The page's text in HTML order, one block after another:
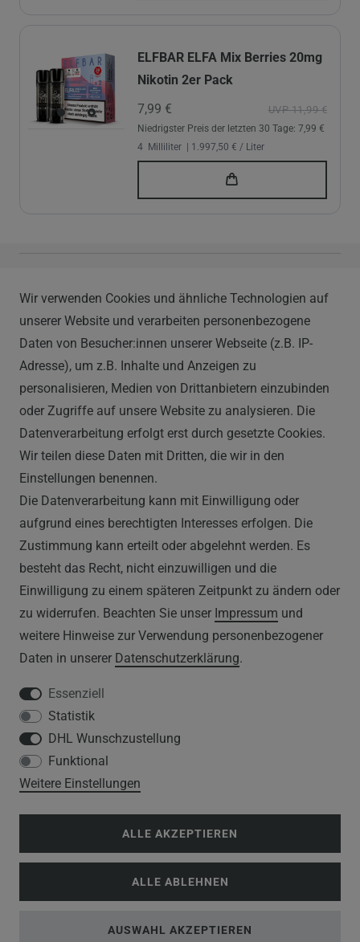
ELFBAR ELFA Mix Berries 20mg
Nikotin 2er Pack
UVP 11,99 €
7,99 €
Niedrigster Preis der letzten 30 Tage: 7,99 €
4 Milliliter | 1.997,50 € / Liter
Im Hülsenfeld 9
40721 Hilden
0212 520-82 100
info@vapor-handel.de
Montag - Freitag, 09:00 - 16:00
RECHTLICHES
AGB
WIDERRUFSRECHT
IMPRESSUM
DATENSCHUTZERKLÄRUNG
HINWEISE ZUM ELEKTROGESETZ
SERVICE
WIDERRUFSFORMULAR
KUNDENINFORMATIONEN
Wir verwenden Cookies und ähnliche Technologien auf
unserer Website und verarbeiten personenbezogene
Daten von Besucher:innen unserer Webseite (z.B. IP-
Adresse), um z.B. Inhalte und Anzeigen zu
personalisieren, Medien von Drittanbietern einzubinden
oder Zugriffe auf unsere Website zu analysieren. Die
Datenverarbeitung erfolgt erst durch gesetzte Cookies.
Wir teilen diese Daten mit Dritten, die wir in den
Einstellungen benennen.
Die Datenverarbeitung kann mit Einwilligung oder
aufgrund eines berechtigten Interesses erfolgen. Die
Zustimmung kann erteilt oder abgelehnt werden. Es
besteht das Recht, nicht einzuwilligen und die
Einwilligung zu einem späteren Zeitpunkt zu ändern oder
zu widerrufen. Beachten Sie unser Impressum und
weitere Hinweise zur Verwendung personenbezogener
Daten in unserer Daten­schutz­erklärung.
Essenziell
Statistik
DHL Wunschzustellung
Funktional
Weitere Einstellungen
ALLE AKZEPTIEREN
ALLE ABLEHNEN
AUSWAHL AKZEPTIEREN